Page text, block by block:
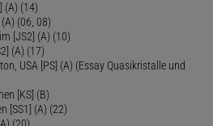
(A) (14)
(06, 08)
[JS2] (A) (10)
(A) (17)
USA [PS] (A) (Essay Quasikristalle und
[KS] (B)
[SS1] (A) (22)
(20)